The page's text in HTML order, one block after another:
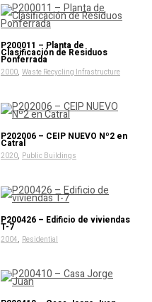
P200011 – Planta de
Clasificación de Residuos
Ponferrada
2000, Waste Recycling Infrastructure
P202006 – CEIP NUEVO Nº2 en
Catral
2020, Public Buildings
P200426 – Edificio de viviendas
T-7
2004, Residential